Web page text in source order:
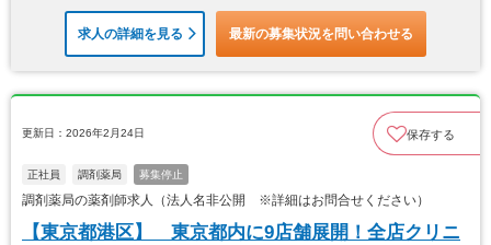
求人の詳細を見る 最新の募集状況を問い合わせる
更新日：2026年2月24日 保存する
正社員 調剤薬局 募集停止
調剤薬局の薬剤師求人（法人名非公開 ※詳細はお問合せください）
【東京都港区】 東京都内に9店舗展開！全店クリニ